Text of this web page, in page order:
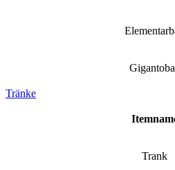
Tränke
Trank